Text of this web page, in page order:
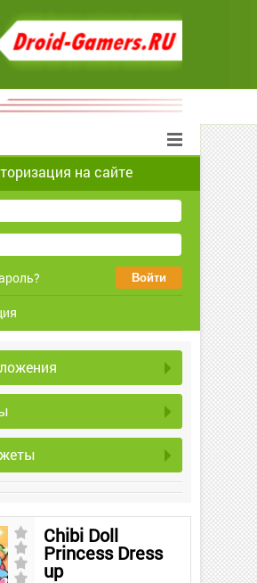
на сайте
Chibi Doll
Princess Dress
up